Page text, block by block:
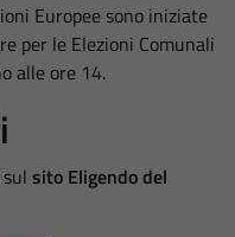
Europee sono iniziate
per le Elezioni Comunali
alle ore 14.
sito Eligendo del